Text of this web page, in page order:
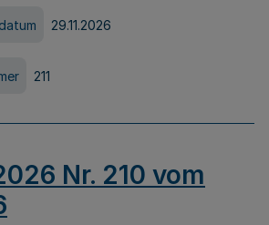
29.11.2026
211
Nr. 210 vom